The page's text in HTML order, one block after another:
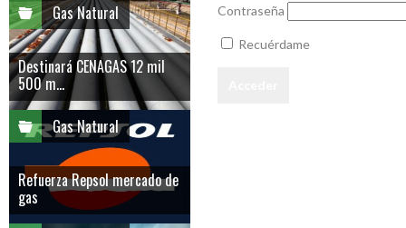
Contraseña
Recuérdame
Gas Natural
Destinará CENAGAS 12 mil
500 m...
Gas Natural
Refuerza Repsol mercado de
gas